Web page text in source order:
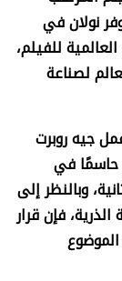
نولان في
للفيلم،
لصناعة
جيه روبرت
حاسمًا في
وبالنظر إلى
الذرية، فإن قرار